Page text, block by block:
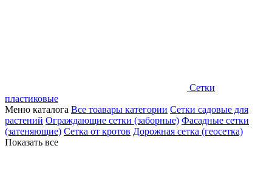
Сетки
пластиковые
Меню каталога Все тоавары категории Сетки садовые для
растений Ограждающие сетки (заборные) Фасадные сетки
(затеняющие) Сетка от кротов Дорожная сетка (геосетка)
Показать все